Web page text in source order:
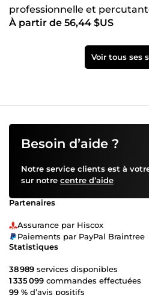
professionnelle et
À partir de 56,44 $US
Voir tous ses
Besoin d’aide ?
Notre service clients est à
sur notre centre d’aide
Partenaires
Assurance par Hiscox
Paiements par PayPal Braintree
Statistiques
38 989 services disponibles
1 335 099 commandes effectuées
99 % d’avis positifs